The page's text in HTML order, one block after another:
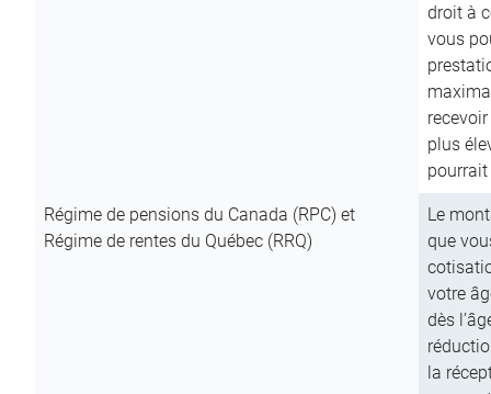
droit à
vous
plus
Régime de pensions du Canada (RPC) et
Régime de rentes du Québec (RRQ)
Le
que
votre
dès
la